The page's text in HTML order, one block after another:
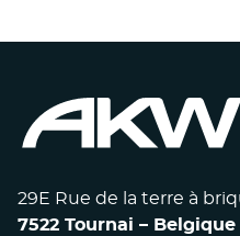
29E Rue de la terre à
7522 Tournai – Belgique